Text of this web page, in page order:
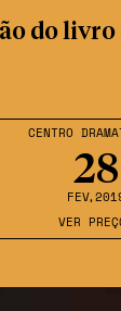
CENTRO
28
FEV
VER
do livro